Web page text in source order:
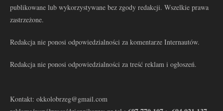
publikowane lub wykorzystywane bez zgody redakcji. Wszelkie prawa
zastrzeżone.
Redakcja nie ponosi odpowiedzialności za komentarze Internautów.
Redakcja nie ponosi odpowiedzialności za treść reklam i ogłoszeń.
Kontakt: okkolobrzeg@gmail.com